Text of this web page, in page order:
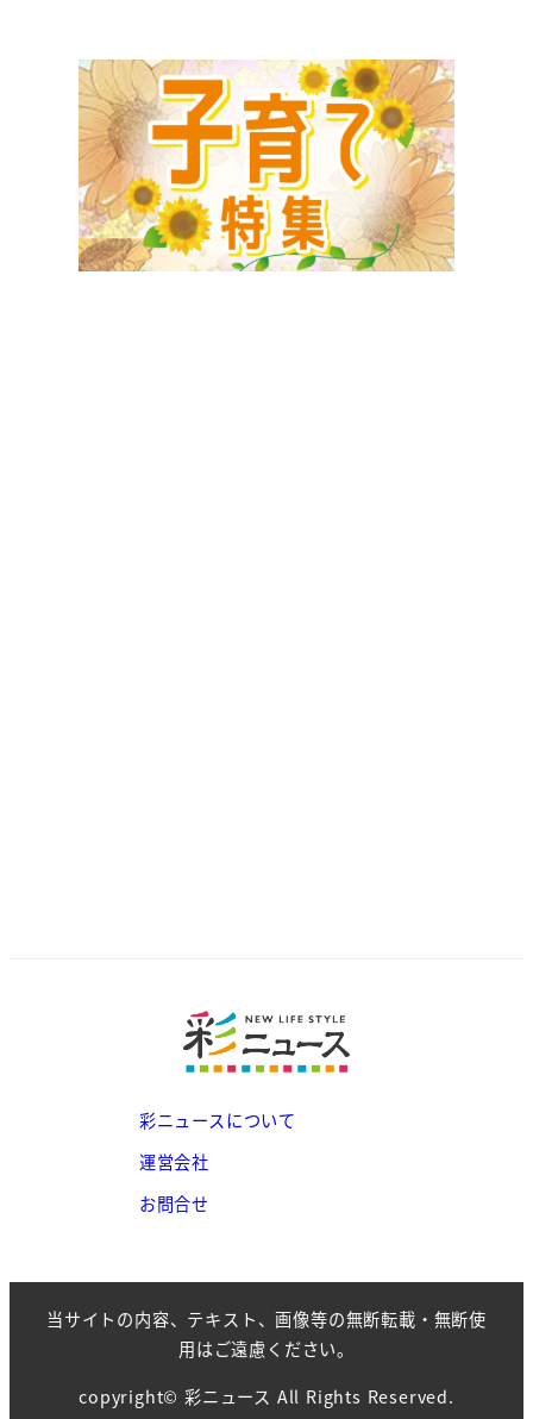
彩ニュースについて
運営会社
お問合せ
当サイトの内容、テキスト、画像等の無断転載・無断使
用はご遠慮ください。
copyright© 彩ニュース All Rights Reserved.